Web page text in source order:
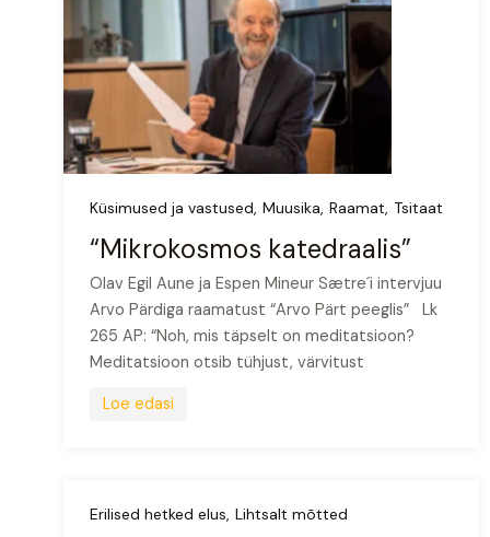
Küsimused ja vastused Muusika Raamat Tsitaat
“Mikrokosmos katedraalis”
Olav Egil Aune ja Espen Mineur Sætre´i intervjuu
Arvo Pärdiga raamatust “Arvo Pärt peeglis” Lk
265 AP: “Noh, mis täpselt on meditatsioon?
Meditatsioon otsib tühjust, värvitust
Loe edasi
Erilised hetked elus Lihtsalt mõtted